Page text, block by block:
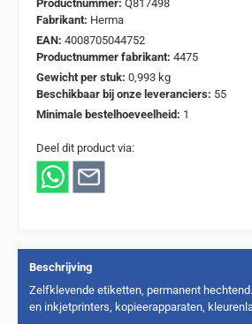
Productnummer: Q817498
Fabrikant: Herma
EAN: 4008705044752
Productnummer fabrikant: 4475
Gewicht per stuk: 0,993 kg
Beschikbaar bij onze leveranciers: 55
Minimale bestelhoeveelheid: 1
Deel dit product via:
Beschrijving
Zelfklevende etiketten, permanent
en inkjetprinters, kopieerapparaten,